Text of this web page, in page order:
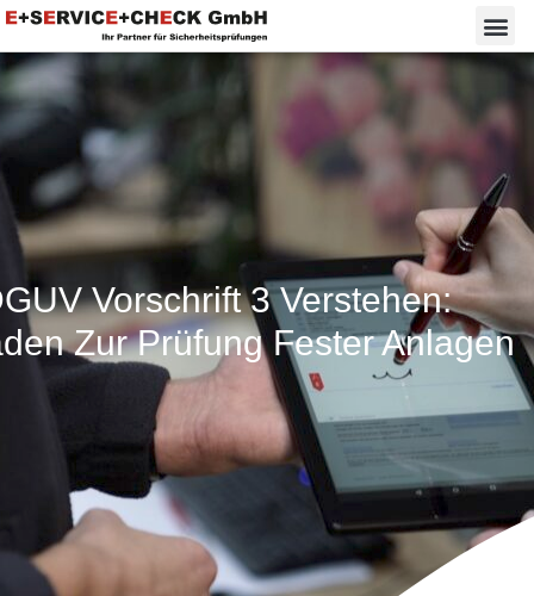
Vorschrift 3 Verstehen:
Zur Prüfung Fester Anlagen